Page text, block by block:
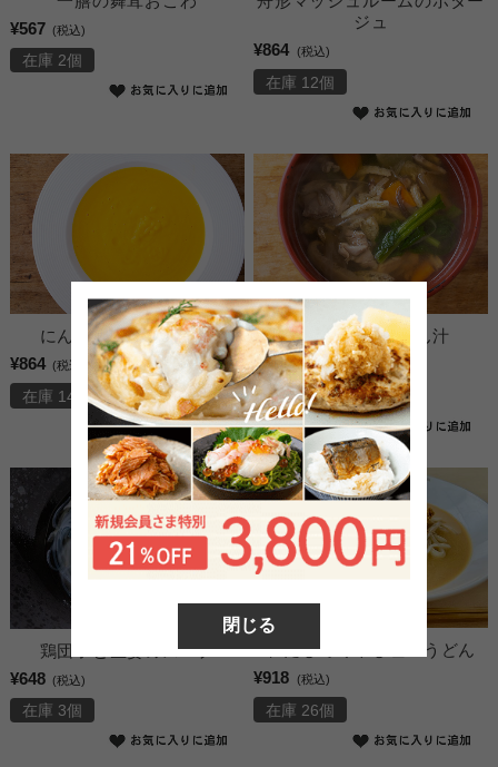
閉じる
¥567 (税込)
在庫 2個
ジュ
¥864
(税込)
在庫 12個
にんじんのポタージュ
¥864 (税込)
在庫 14個
たっぷりけんちん汁
¥864 (税込)
在庫 7個
鶏団子と生姜のスープ
¥648 (税込)
在庫 3個
和だしで冷やし坦々うどん
¥918
(税込)
在庫 26個